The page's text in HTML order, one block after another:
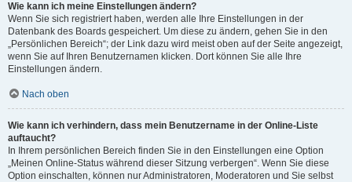
Wie kann ich meine Einstellungen ändern?
Wenn Sie sich registriert haben, werden alle Ihre Einstellungen in der
Datenbank des Boards gespeichert. Um diese zu ändern, gehen Sie in den
„Persönlichen Bereich“; der Link dazu wird meist oben auf der Seite angezeigt,
wenn Sie auf Ihren Benutzernamen klicken. Dort können Sie alle Ihre
Einstellungen ändern.
Nach oben
Wie kann ich verhindern, dass mein Benutzername in der Online-Liste
auftaucht?
In Ihrem persönlichen Bereich finden Sie in den Einstellungen eine Option
„Meinen Online-Status während dieser Sitzung verbergen“. Wenn Sie diese
Option einschalten, können nur Administratoren, Moderatoren und Sie selbst